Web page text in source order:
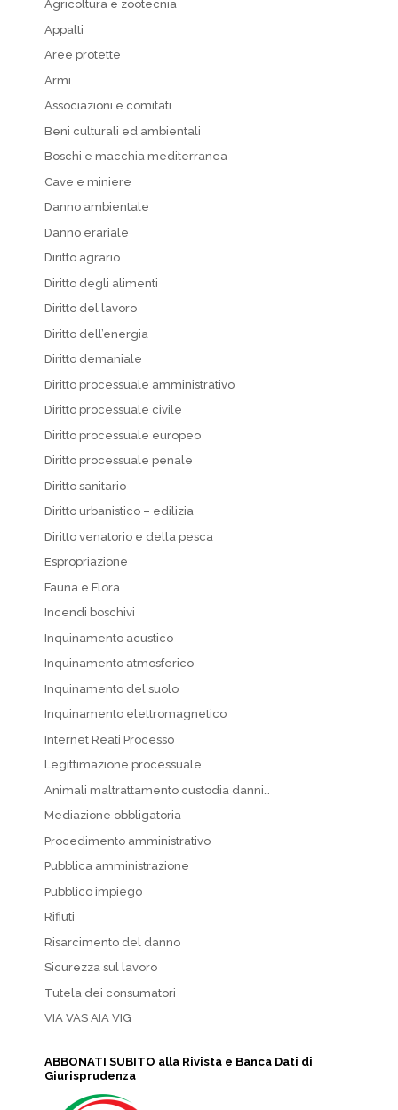
Agricoltura e zootecnia
Appalti
Aree protette
Armi
Associazioni e comitati
Beni culturali ed ambientali
Boschi e macchia mediterranea
Cave e miniere
Danno ambientale
Danno erariale
Diritto agrario
Diritto degli alimenti
Diritto del lavoro
Diritto dell’energia
Diritto demaniale
Diritto processuale amministrativo
Diritto processuale civile
Diritto processuale europeo
Diritto processuale penale
Diritto sanitario
Diritto urbanistico – edilizia
Diritto venatorio e della pesca
Espropriazione
Fauna e Flora
Incendi boschivi
Inquinamento acustico
Inquinamento atmosferico
Inquinamento del suolo
Inquinamento elettromagnetico
Internet Reati Processo
Legittimazione processuale
Animali maltrattamento custodia danni…
Mediazione obbligatoria
Procedimento amministrativo
Pubblica amministrazione
Pubblico impiego
Rifiuti
Risarcimento del danno
Sicurezza sul lavoro
Tutela dei consumatori
VIA VAS AIA VIG
ABBONATI SUBITO alla Rivista e Banca Dati di
Giurisprudenza